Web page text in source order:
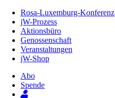
Inhalt
Seite
Rosa-Luxemburg-Konferenz
jW-Prozess
Aktionsbüro
Genossenschaft
Veranstaltungen
jW-Shop
Abo
Spende